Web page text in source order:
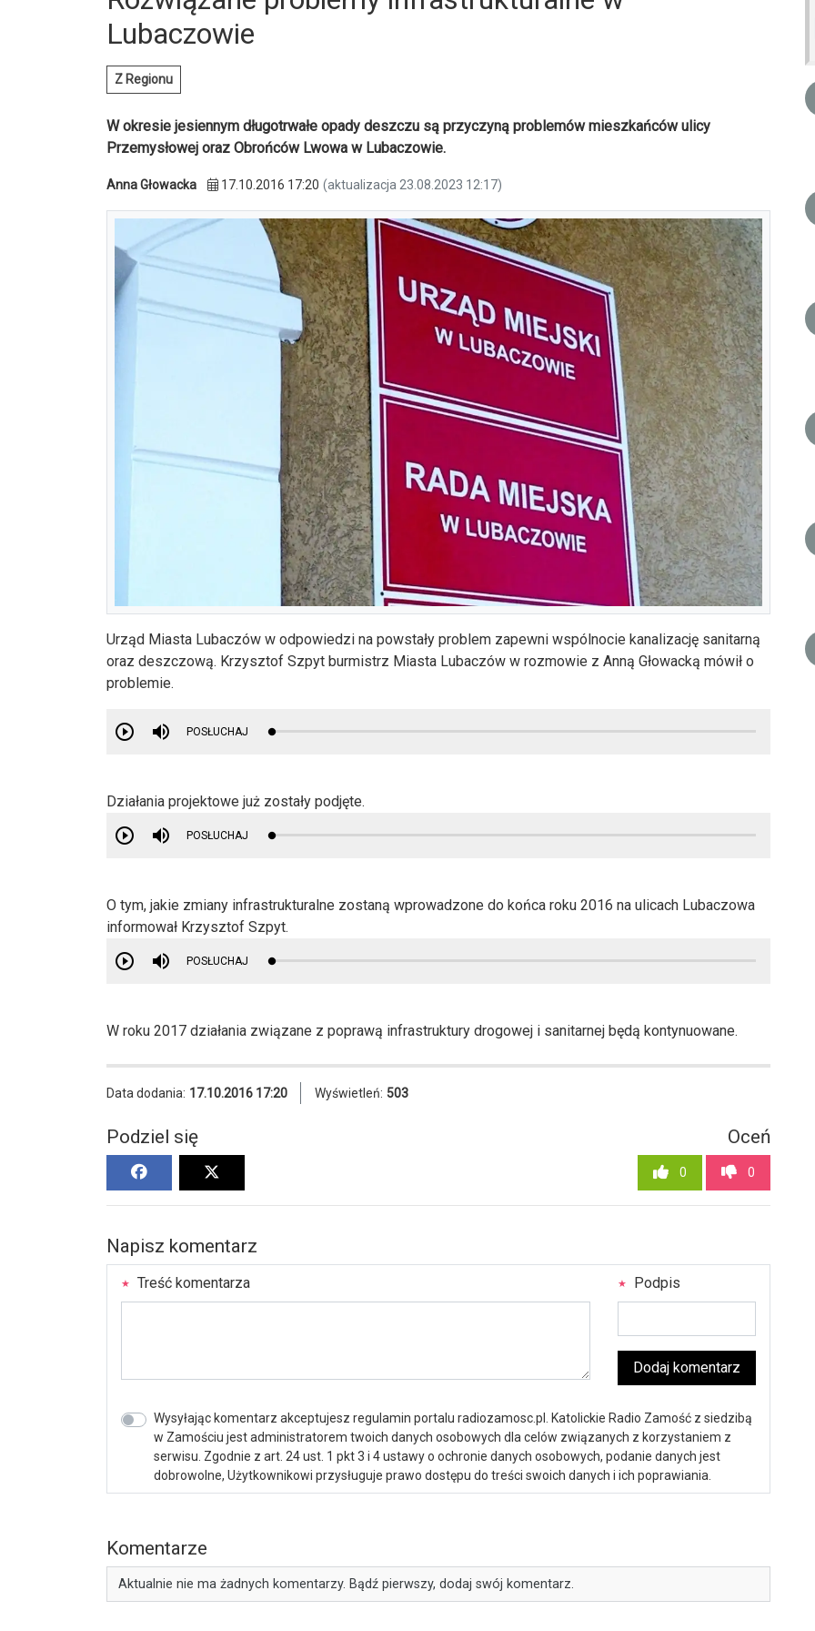
Lubaczowie
Z Regionu
W okresie jesiennym długotrwałe opady deszczu są przyczyną problemów mieszkańców ulicy
Przemysłowej oraz Obrońców Lwowa w Lubaczowie.
Anna Głowacka 17.10.2016 17:20 (aktualizacja 23.08.2023 12:17)
Urząd Miasta Lubaczów w odpowiedzi na powstały problem zapewni wspólnocie kanalizację sanitarną
oraz deszczową. Krzysztof Szpyt burmistrz Miasta Lubaczów w rozmowie z Anną Głowacką mówił o
problemie.
POSŁUCHAJ
Działania projektowe już zostały podjęte.
POSŁUCHAJ
O tym, jakie zmiany infrastrukturalne zostaną wprowadzone do końca roku 2016 na ulicach Lubaczowa
informował Krzysztof Szpyt.
POSŁUCHAJ
W roku 2017 działania związane z poprawą infrastruktury drogowej i sanitarnej będą kontynuowane.
Data dodania: 17.10.2016 17:20 Wyświetleń: 503
Podziel się Oceń
0 0
Napisz komentarz
Treść komentarza Podpis
Dodaj komentarz
Wysyłając komentarz akceptujesz regulamin portalu radiozamosc.pl. Katolickie Radio Zamość z siedzibą
w Zamościu jest administratorem twoich danych osobowych dla celów związanych z korzystaniem z
serwisu. Zgodnie z art. 24 ust. 1 pkt 3 i 4 ustawy o ochronie danych osobowych, podanie danych jest
dobrowolne, Użytkownikowi przysługuje prawo dostępu do treści swoich danych i ich poprawiania.
Komentarze
Aktualnie nie ma żadnych komentarzy. Bądź pierwszy, dodaj swój komentarz.